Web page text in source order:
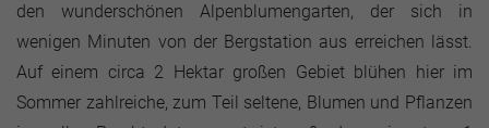
den wunderschönen Alpenblumengarten, der sich in
wenigen Minuten von der Bergstation aus erreichen lässt.
Auf einem circa 2 Hektar großen Gebiet blühen hier im
Sommer zahlreiche, zum Teil seltene, Blumen und Pflanzen